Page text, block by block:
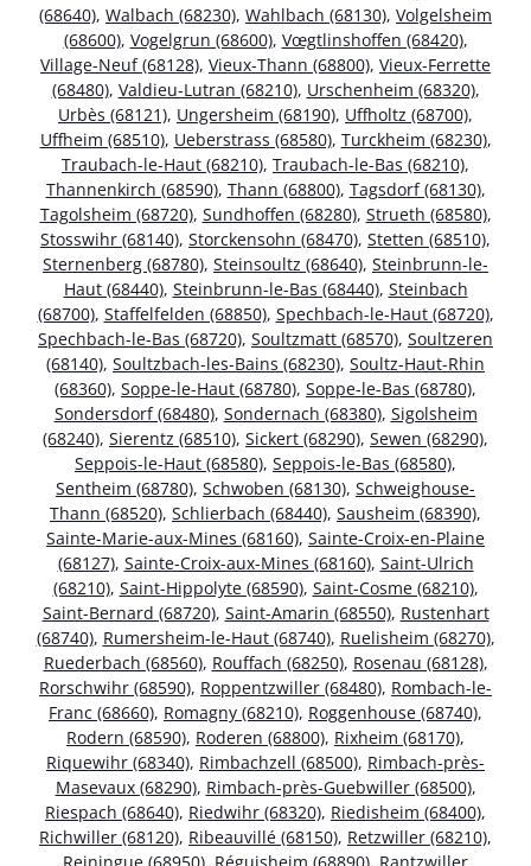
(68640), Walbach (68230), Wahlbach (68130), Volgelsheim
(68600), Vogelgrun (68600), Vœgtlinshoffen (68420),
Village-Neuf (68128), Vieux-Thann (68800), Vieux-Ferrette
(68480), Valdieu-Lutran (68210), Urschenheim (68320),
Urbès (68121), Ungersheim (68190), Uffholtz (68700),
Uffheim (68510), Ueberstrass (68580), Turckheim (68230),
Traubach-le-Haut (68210), Traubach-le-Bas (68210),
Thannenkirch (68590), Thann (68800), Tagsdorf (68130),
Tagolsheim (68720), Sundhoffen (68280), Strueth (68580),
Stosswihr (68140), Storckensohn (68470), Stetten (68510),
Sternenberg (68780), Steinsoultz (68640), Steinbrunn-le-
Haut (68440), Steinbrunn-le-Bas (68440), Steinbach
(68700), Staffelfelden (68850), Spechbach-le-Haut (68720),
Spechbach-le-Bas (68720), Soultzmatt (68570), Soultzeren
(68140), Soultzbach-les-Bains (68230), Soultz-Haut-Rhin
(68360), Soppe-le-Haut (68780), Soppe-le-Bas (68780),
Sondersdorf (68480), Sondernach (68380), Sigolsheim
(68240), Sierentz (68510), Sickert (68290), Sewen (68290),
Seppois-le-Haut (68580), Seppois-le-Bas (68580),
Sentheim (68780), Schwoben (68130), Schweighouse-
Thann (68520), Schlierbach (68440), Sausheim (68390),
Sainte-Marie-aux-Mines (68160), Sainte-Croix-en-Plaine
(68127), Sainte-Croix-aux-Mines (68160), Saint-Ulrich
(68210), Saint-Hippolyte (68590), Saint-Cosme (68210),
Saint-Bernard (68720), Saint-Amarin (68550), Rustenhart
(68740), Rumersheim-le-Haut (68740), Ruelisheim (68270),
Ruederbach (68560), Rouffach (68250), Rosenau (68128),
Rorschwihr (68590), Roppentzwiller (68480), Rombach-le-
Franc (68660), Romagny (68210), Roggenhouse (68740),
Rodern (68590), Roderen (68800), Rixheim (68170),
Riquewihr (68340), Rimbachzell (68500), Rimbach-près-
Masevaux (68290), Rimbach-près-Guebwiller (68500),
Riespach (68640), Riedwihr (68320), Riedisheim (68400),
Richwiller (68120), Ribeauvillé (68150), Retzwiller (68210),
Reiningue (68950), Réguisheim (68890), Rantzwiller